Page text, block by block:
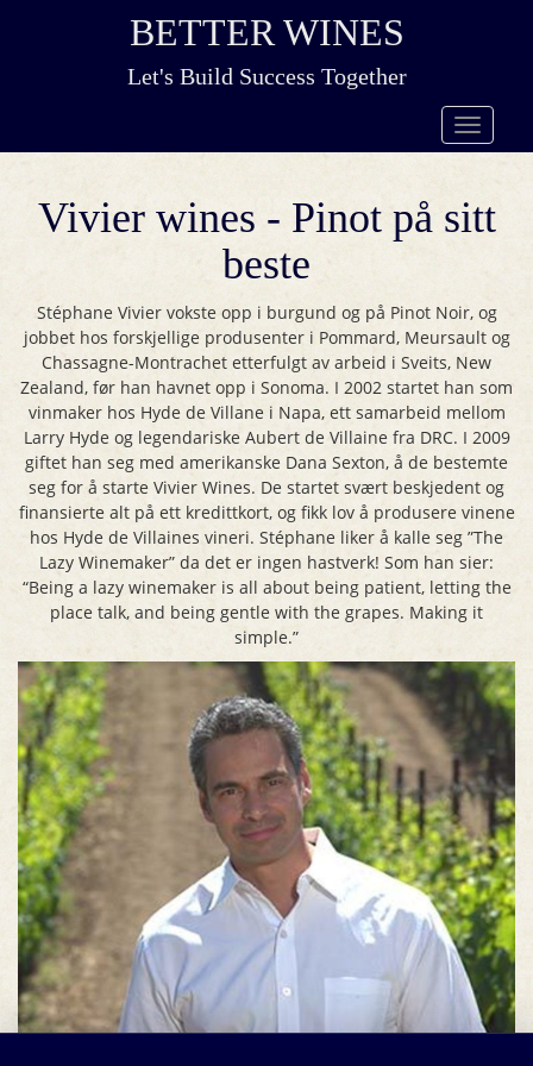
BETTER WINES
Let's Build Success Together
Vivier wines - Pinot på sitt
beste
Stéphane Vivier vokste opp i burgund og på Pinot Noir, og
jobbet hos forskjellige produsenter i Pommard, Meursault og
Chassagne-Montrachet etterfulgt av arbeid i Sveits, New
Zealand, før han havnet opp i Sonoma. I 2002 startet han som
vinmaker hos Hyde de Villane i Napa, ett samarbeid mellom
Larry Hyde og legendariske Aubert de Villaine fra DRC. I 2009
giftet han seg med amerikanske Dana Sexton, å de bestemte
seg for å starte Vivier Wines. De startet svært beskjedent og
finansierte alt på ett kredittkort, og fikk lov å produsere vinene
hos Hyde de Villaines vineri. Stéphane liker å kalle seg ”The
Lazy Winemaker” da det er ingen hastverk! Som han sier:
“Being a lazy winemaker is all about being patient, letting the
place talk, and being gentle with the grapes. Making it
simple.”